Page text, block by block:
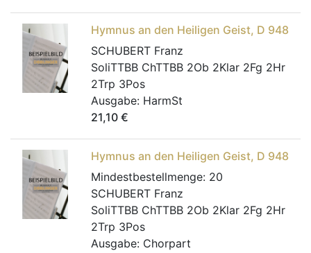
Hymnus an den Heiligen Geist, D 948
SCHUBERT Franz
SoliTTBB ChTTBB 2Ob 2Klar 2Fg 2Hr
2Trp 3Pos
Ausgabe: HarmSt
21,10 €
Hymnus an den Heiligen Geist, D 948
Mindestbestellmenge: 20
SCHUBERT Franz
SoliTTBB ChTTBB 2Ob 2Klar 2Fg 2Hr
2Trp 3Pos
Ausgabe: Chorpart